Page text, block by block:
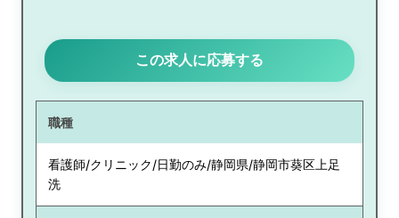
この求人に応募する
職種
看護師/クリニック/日勤のみ/静岡県/静岡市葵区上足
洗